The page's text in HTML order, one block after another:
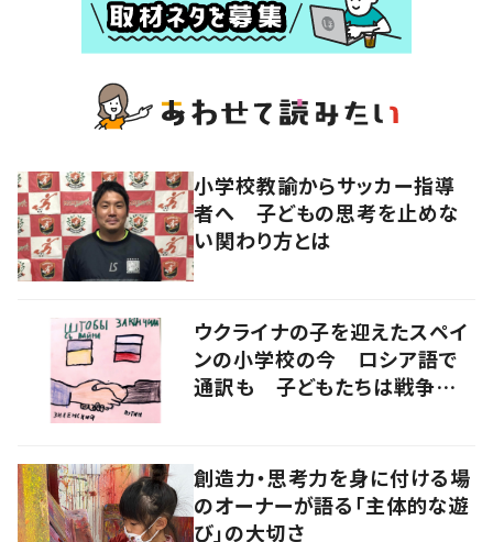
小学校教諭からサッカー指導
者へ 子どもの思考を止めな
い関わり方とは
ウクライナの子を迎えたスペイ
ンの小学校の今 ロシア語で
通訳も 子どもたちは戦争をど
創造力・思考力を身に付ける場
のオーナーが語る「主体的な遊
び」の大切さ